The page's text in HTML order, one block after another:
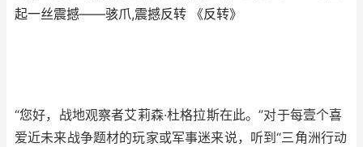
起一丝震撼——骇爪,震撼反转 《反转》
“您好，战地观察者艾莉森·杜格拉斯在此。”对于每壹个喜
爱近未来战争题材的玩家或军事迷来说，听到“三角洲行动